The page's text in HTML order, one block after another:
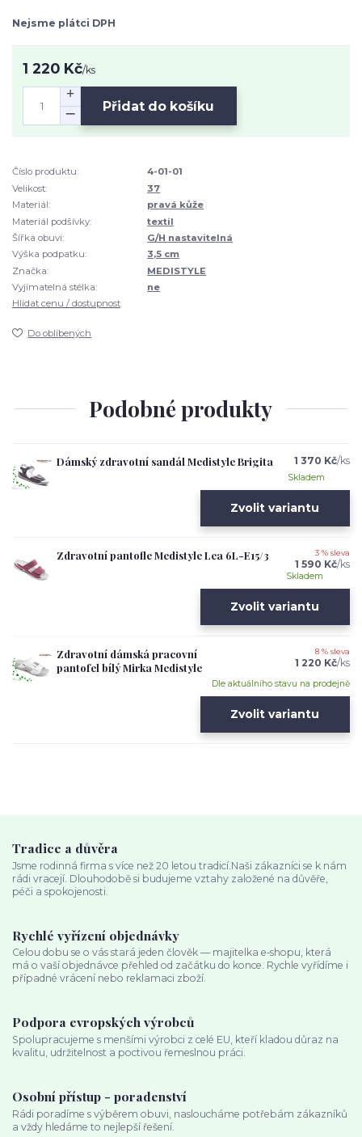
Nejsme plátci DPH
1 220 Kč/ks
Přidat do košíku
Číslo produktu:
4-01-01
Velikost:
37
Materiál:
pravá kůže
Materiál podšívky:
textil
Šířka obuvi:
G/H nastavitelná
Výška podpatku:
3,5 cm
Značka:
MEDISTYLE
Vyjímatelná stélka:
ne
Hlídat cenu / dostupnost
Do oblíbených
Podobné produkty
Dámský zdravotní sandál Medistyle Brigita 1 370 Kč/ks
Skladem
Zvolit variantu
Zdravotní pantofle Medistyle Lea 6L-E15/3 3 % sleva
1 590 Kč/ks
Skladem
Zvolit variantu
Zdravotní dámská pracovní
pantofel bílý Mirka Medistyle
8 % sleva
1 220 Kč/ks
Dle aktuálního stavu na prodejně
Zvolit variantu
Tradice a důvěra
Jsme rodinná firma s více než 20 letou tradicí.Naši zákazníci se k nám
rádi vracejí. Dlouhodobě si budujeme vztahy založené na důvěře,
péči a spokojenosti.
Rychlé vyřízení objednávky
Celou dobu se o vás stará jeden člověk — majitelka e‑shopu, která
má o vaší objednávce přehled od začátku do konce. Rychle vyřídíme i
případné vrácení nebo reklamaci zboží.
Podpora evropských výrobců
Spolupracujeme s menšími výrobci z celé EU, kteří kladou důraz na
kvalitu, udržitelnost a poctivou řemeslnou práci.
Osobní přístup - poradenství
Rádi poradíme s výběrem obuvi, nasloucháme potřebám zákazníků
a vždy hledáme to nejlepší řešení.